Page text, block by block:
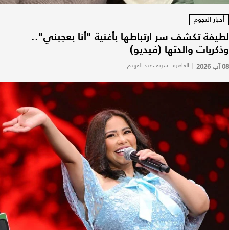
أخبار النجوم
لطيفة تكشف سر ارتباطها بأغنية "أنا بعجبني"..
وذكريات والدتها (فيديو)
08 آب 2026 | القاهرة - شريف عبد الفهيم